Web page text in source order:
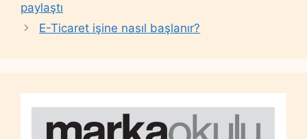
paylaştı
E-Ticaret işine nasıl başlanır?